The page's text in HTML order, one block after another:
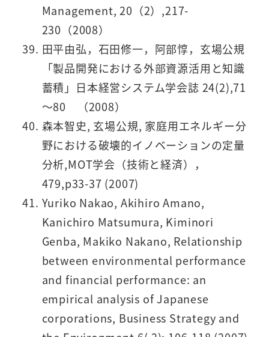
Management, 20（2）,217-
230（2008）
田平由弘，石田修一，阿部惇，玄場公規
「製品開発における外部資源活用と知識
蓄積」日本経営システム学会誌 24(2),71
～80 （2008）
森本智史, 玄場公規, 家庭用エネルギー分
野における破壊的イノベーションの定量
分析,MOT学会（技術と経済），
479,p33-37 (2007)
Yuriko Nakao, Akihiro Amano,
Kanichiro Matsumura, Kiminori
Genba, Makiko Nakano, Relationship
between environmental performance
and financial performance: an
empirical analysis of Japanese
corporations, Business Strategy and